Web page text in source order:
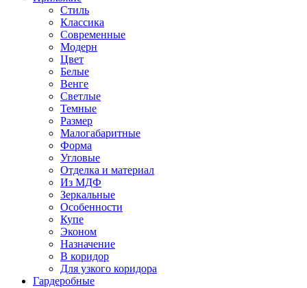
Стиль
Классика
Современные
Модерн
Цвет
Белые
Венге
Светлые
Темные
Размер
Малогабаритные
Форма
Угловые
Отделка и материал
Из МДФ
Зеркальные
Особенности
Купе
Эконом
Назначение
В коридор
Для узкого коридора
Гардеробные